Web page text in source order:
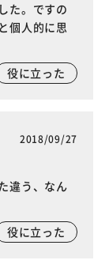
た。ですの
個人的に思
役に立った
2018/09/27
違う、なん
役に立った